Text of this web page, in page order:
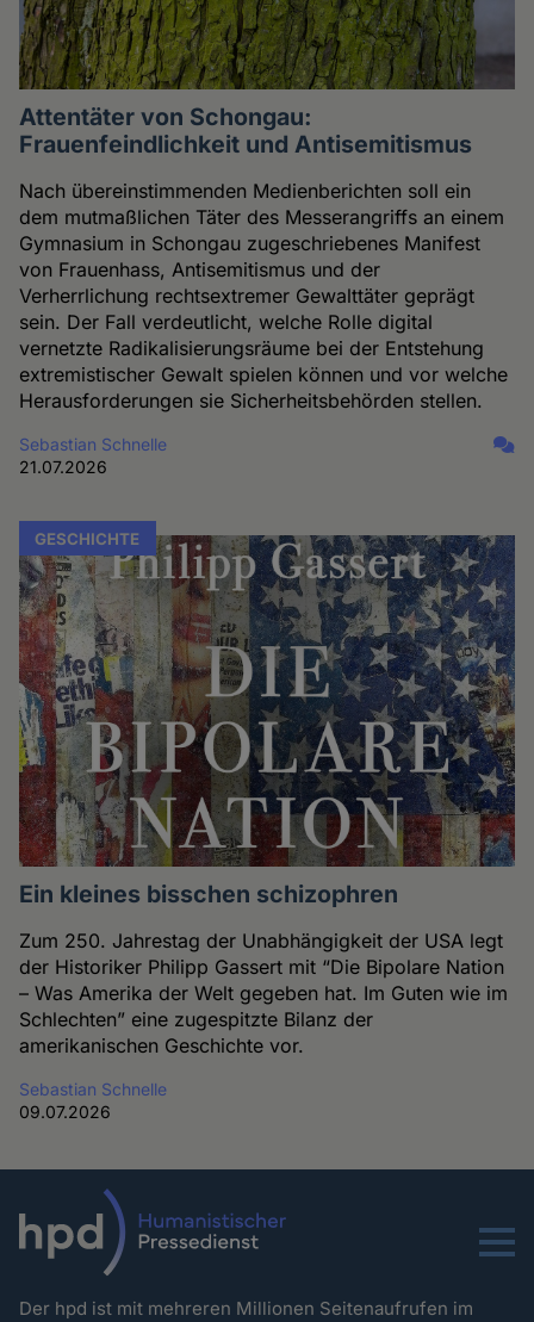
Attentäter von Schongau:
Frauenfeindlichkeit und Antisemitismus
Nach übereinstimmenden Medienberichten soll ein
dem mutmaßlichen Täter des Messerangriffs an einem
Gymnasium in Schongau zugeschriebenes Manifest
von Frauenhass, Antisemitismus und der
Verherrlichung rechtsextremer Gewalttäter geprägt
sein. Der Fall verdeutlicht, welche Rolle digital
vernetzte Radikalisierungsräume bei der Entstehung
extremistischer Gewalt spielen können und vor welche
Herausforderungen sie Sicherheitsbehörden stellen.
Sebastian Schnelle
21.07.2026
GESCHICHTE
Ein kleines bisschen schizophren
Zum 250. Jahrestag der Unabhängigkeit der USA legt
der Historiker Philipp Gassert mit “Die Bipolare Nation
– Was Amerika der Welt gegeben hat. Im Guten wie im
Schlechten” eine zugespitzte Bilanz der
amerikanischen Geschichte vor.
Sebastian Schnelle
09.07.2026
Menu
Der hpd ist mit mehreren Millionen Seitenaufrufen im